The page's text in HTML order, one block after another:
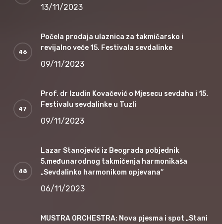
13/11/2023
Počela prodaja ulaznica za takmičarsko i
revijalno veče 15. Festivala sevdalinke
09/11/2023
Prof. dr Izudin Kovačević o Mjesecu sevdaha i 15.
Festivalu sevdalinke u Tuzli
09/11/2023
Lazar Stanojević iz Beograda pobjednik
5.međunarodnog takmičenja harmonikaša
„Sevdalinko harmonikom opjevana“
06/11/2023
MUSTRA ORCHESTRA: Nova pjesma i spot „Stani